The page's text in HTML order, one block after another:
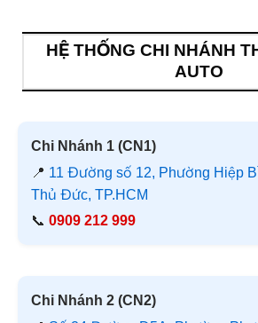
HỆ THỐNG CHI NHÁNH
AUTO
Chi Nhánh 1 (CN1)
📍 11 Đường số 12, Phường Hiệp
Thủ Đức, TP.HCM
📞 0909 212 999
Chi Nhánh 2 (CN2)